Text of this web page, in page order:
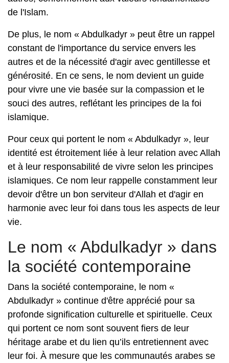
de l'Islam.
De plus, le nom « Abdulkadyr » peut être un rappel
constant de l'importance du service envers les
autres et de la nécessité d'agir avec gentillesse et
générosité. En ce sens, le nom devient un guide
pour vivre une vie basée sur la compassion et le
souci des autres, reflétant les principes de la foi
islamique.
Pour ceux qui portent le nom « Abdulkadyr », leur
identité est étroitement liée à leur relation avec Allah
et à leur responsabilité de vivre selon les principes
islamiques. Ce nom leur rappelle constamment leur
devoir d'être un bon serviteur d'Allah et d'agir en
harmonie avec leur foi dans tous les aspects de leur
vie.
Le nom « Abdulkadyr » dans
la société contemporaine
Dans la société contemporaine, le nom «
Abdulkadyr » continue d'être apprécié pour sa
profonde signification culturelle et spirituelle. Ceux
qui portent ce nom sont souvent fiers de leur
héritage arabe et du lien qu’ils entretiennent avec
leur foi. À mesure que les communautés arabes se